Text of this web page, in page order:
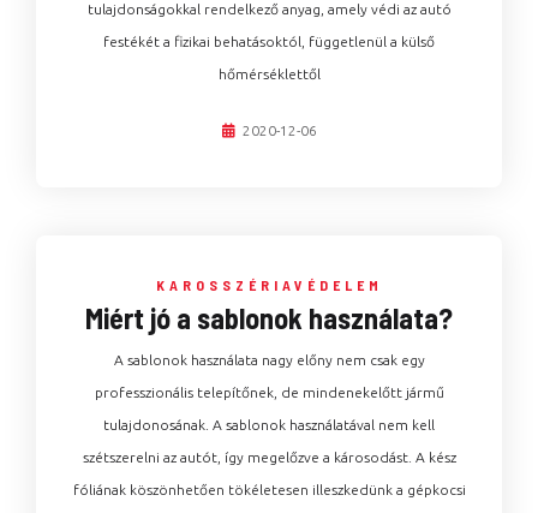
tulajdonságokkal rendelkező anyag, amely védi az autó
festékét a fizikai behatásoktól, függetlenül a külső
hőmérséklettől
2020-12-06
KAROSSZÉRIAVÉDELEM
Miért jó a sablonok használata?
A sablonok használata nagy előny nem csak egy
professzionális telepítőnek, de mindenekelőtt jármű
tulajdonosának. A sablonok használatával nem kell
szétszerelni az autót, így megelőzve a károsodást. A kész
fóliának köszönhetően tökéletesen illeszkedünk a gépkocsi